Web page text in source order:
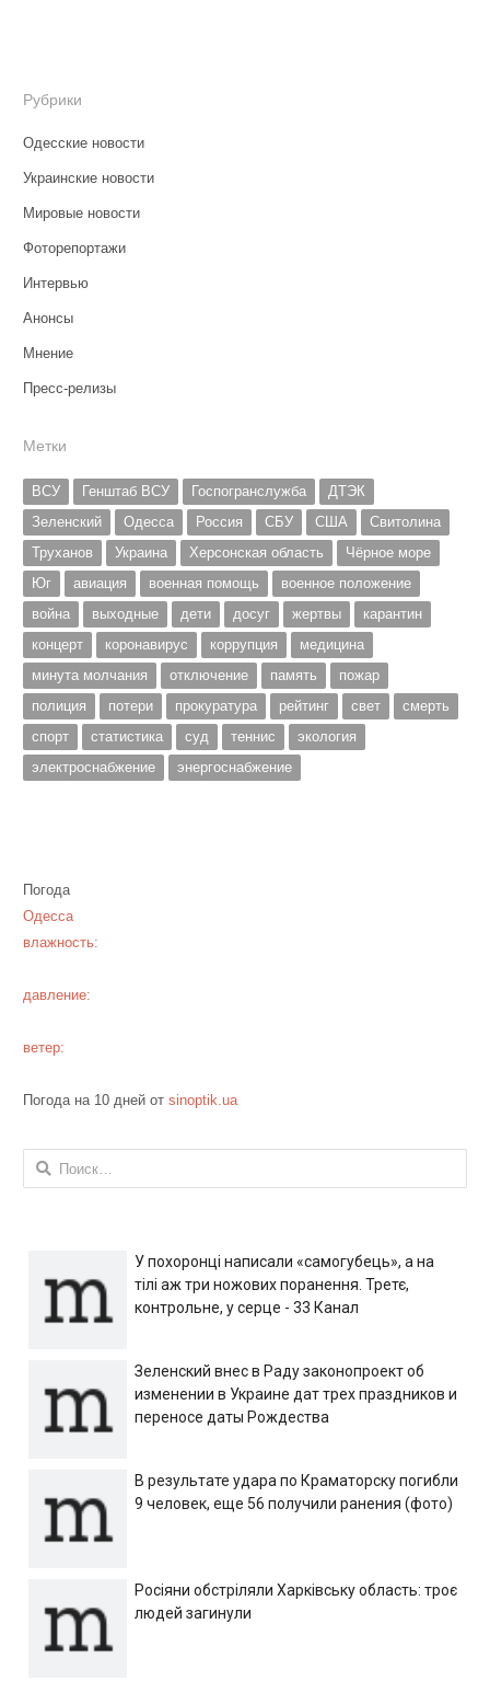
Рубрики
Одесские новости
Украинские новости
Мировые новости
Фоторепортажи
Интервью
Анонсы
Мнение
Пресс-релизы
Метки
ВСУ Генштаб ВСУ Госпогранслужба
ДТЭК
Зеленский
Одесса Россия СБУ США
Свитолина
Труханов
Украина Херсонская область
Чёрное море
Юг
авиация военная помощь
военное положение
война
выходные дети досуг жертвы
карантин
концерт
коронавирус коррупция
медицина
минута молчания
отключение память
пожар
полиция
потери прокуратура рейтинг свет
смерть
спорт
статистика суд теннис
экология
электроснабжение
энергоснабжение
Погода
Одесса
влажность:
давление:
ветер:
Погода на 10 дней от sinoptik.ua
Найти:
У похоронці написали «самогубець», а на
тілі аж три ножових поранення. Третє,
контрольне, у серце - 33 Канал
Зеленский внес в Раду законопроект об
изменении в Украине дат трех праздников и
переносе даты Рождества
В результате удара по Краматорску погибли
9 человек, еще 56 получили ранения (фото)
Росіяни обстріляли Харківську область: троє
людей загинули